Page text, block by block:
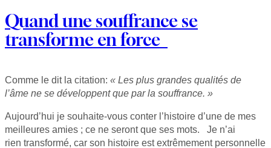
Quand une souffrance se
transforme en force
Comme le dit la citation: « Les plus grandes qualités de
l’âme ne se développent que par la souffrance. »
Aujourd’hui je souhaite-vous conter l’histoire d’une de mes
meilleures amies ; ce ne seront que ses mots. Je n’ai
rien transformé, car son histoire est extrêmement personnelle